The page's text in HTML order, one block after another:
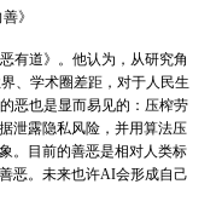
》
有道》。他认为，从研究角
、学术圈差距，对于人民生
恶也是显而易见的：压榨劳
泄露隐私风险，并用算法压
。目前的善恶是相对人类标
恶。未来也许AI会形成自己